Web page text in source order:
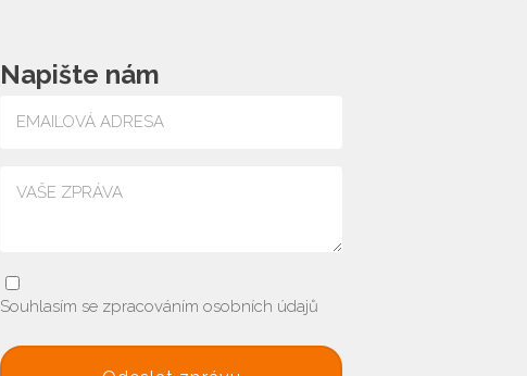
Napište nám
Souhlasím se zpracováním osobních údajů